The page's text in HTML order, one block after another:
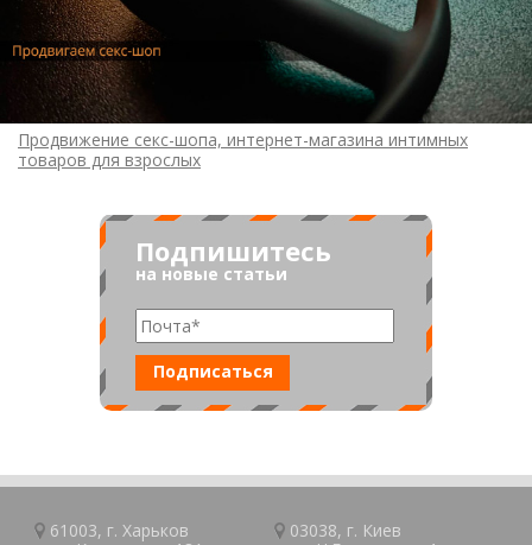
Продвижение секс-шопа, интернет-магазина интимных
товаров для взрослых
Подпишитесь
на новые статьи
61003, г.Харьков
03038, г. Киев